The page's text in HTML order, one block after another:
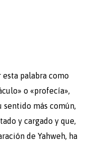
o «profecía»,
sentido más común,
y cargado y que,
de Yahweh, ha